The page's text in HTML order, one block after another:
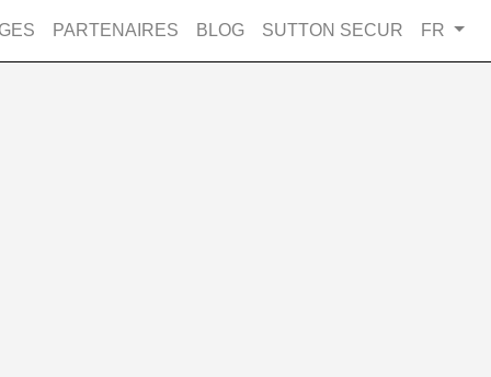
PARTENAIRES BLOG SUTTON SECUR FR